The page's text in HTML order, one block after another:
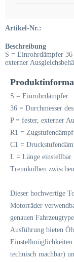
Artikel-Nr.:
Beschreibung
S = Einrohrdämpfer 36
externer
S = Einrohrdämpfer
36 = Durchmesser
P = fester, externer
R1 =
C1 =
L = Länge einstellbar
Trennkolben
Dieser hochwertige
Motorräder
genauen
Ausführung bieten
technisch machbar)